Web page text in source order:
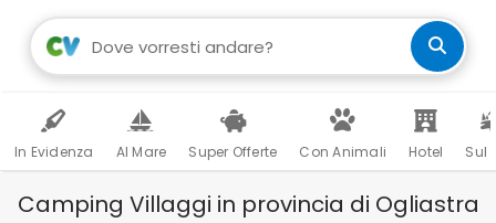
In Evidenza Al Mare Super Offerte Con Animali Hotel Sul
Camping Villaggi in provincia di Ogliastra